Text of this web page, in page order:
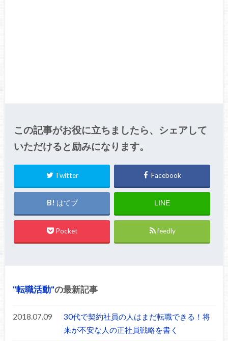
この記事がお役に立ちましたら、シェアして
いただけると励みになります。
Twitter Facebook
はてブ LINE
Pocket feedly
転職活動 の最新記事
2018.07.09
30代で契約社員の人はまだ転職できる！将
来が不安な人の正社員戦略を書く